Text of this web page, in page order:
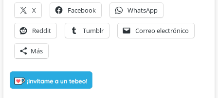
X Facebook WhatsApp
Reddit Tumblr Correo electrónico
Más